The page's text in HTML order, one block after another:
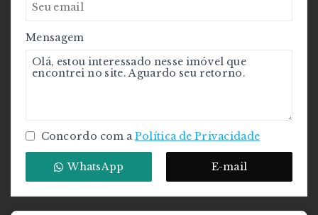
Mensagem
Concordo com a Política de Privacidade
WhatsApp E-mail